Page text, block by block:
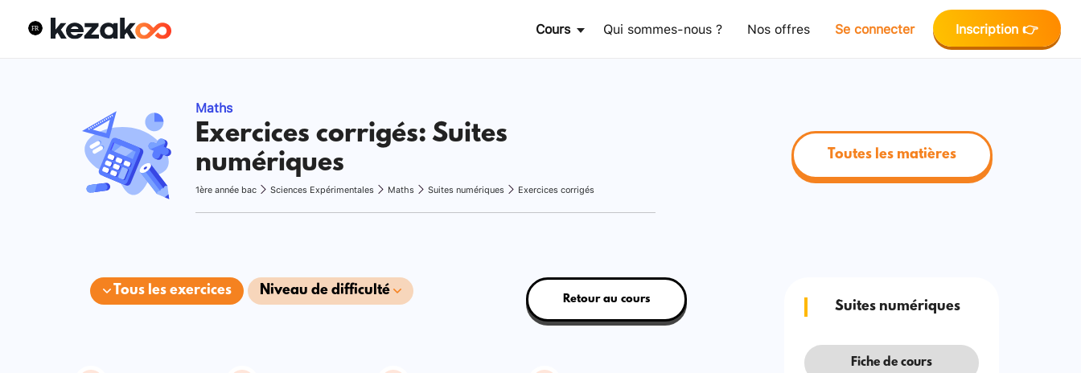
Cours Qui sommes-nous ? Nos offres Se connecter Inscription 👉
Maths
Exercices corrigés: Suites
numériques
1ère année bac Sciences Expérimentales Maths Suites numériques Exercices corrigés
Toutes les matières
Tous les exercices Niveau de difficulté
Retour au cours Suites numériques
Fiche de cours